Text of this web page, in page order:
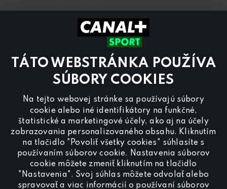
TÁTO WEBSTRÁNKA POUŽÍVA
SÚBORY COOKIES
Na tejto webovej stránke sa používajú súbory
cookie alebo iné identifikátory na funkčné,
štatistické a marketingové účely, ako aj na účely
zobrazovania personalizovaného obsahu. Kliknutím
na tlačidlo "Povoliť všetky cookies" súhlasíte s
používaním súborov cookie. Nastavenia súborov
cookie môžete zmeniť kliknutím na tlačidlo
"Nastavenia". Svoj súhlas môžete odvolať alebo
spravovať a viac informácií o používaní súborov
8.00 – 18:00
Preinzerciu na programe CANAL+ Sportnás
kontaktujte nareklama@canalplus.cz
Našu redakciu kontaktujete na
redakce@canalplus.cz
Spojte sa s CANAL+ Sport